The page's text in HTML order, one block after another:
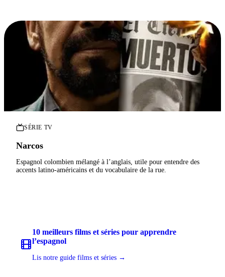
SÉRIE TV
Narcos
Espagnol colombien mélangé à l’anglais, utile pour entendre des
accents latino-américains et du vocabulaire de la rue.
10 meilleurs films et séries pour apprendre
l’espagnol
Lis notre guide films et séries →